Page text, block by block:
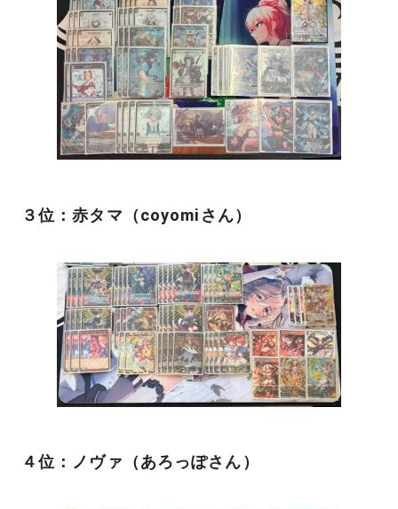
３位：赤タマ（coyomiさん）
４位：ノヴァ（あろっぽさん）